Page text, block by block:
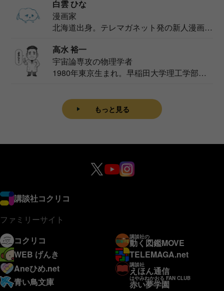
白雲 ひな
漫画家
北海道出身。テレマガネット発の新人漫画
高水 裕一
宇宙論専攻の物理学者
1980年東京生まれ。早稲田大学理工学部物
もっと見る
講談社コクリコ
ファミリーサイト
コクリコ
講談社の
動く図鑑MOVE
WEB げんき
TELEMAGA.net
Aneひめ.net
講談社
えほん通信
青い鳥文庫
はやみねかおる FAN CLUB
赤い夢学園